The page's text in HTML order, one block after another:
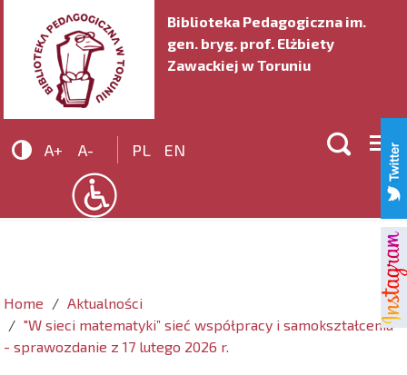
Biblioteka Pedagogiczna im.
gen. bryg. prof. Elżbiety
Zawackiej w Toruniu
 A+ A- PL EN 
Home
Aktualności
"W sieci matematyki” sieć współpracy i samokształcenia
- sprawozdanie z 17 lutego 2026 r.